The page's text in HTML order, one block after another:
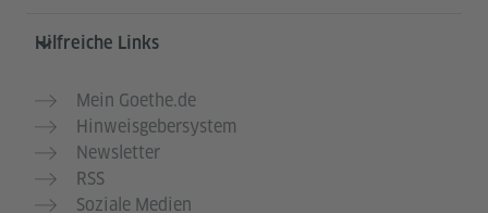
Hilfreiche Links
Mein Goethe.de
Hinweisgebersystem
Newsletter
RSS
Soziale Medien